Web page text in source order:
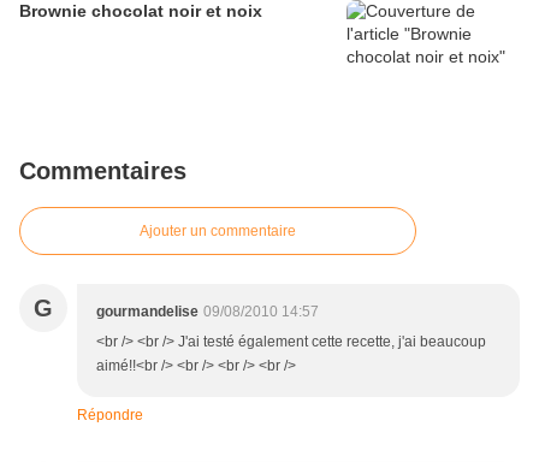
Brownie chocolat noir et noix
Commentaires
Ajouter un commentaire
G gourmandelise 09/08/2010 14:57
<br /> <br /> J'ai testé également cette recette, j'ai beaucoup
aimé!!<br /> <br /> <br /> <br />
Répondre